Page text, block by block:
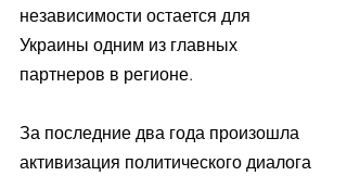
независимости остается для
Украины одним из главных
партнеров в регионе.
За последние два года произошла
активизация политического диалога